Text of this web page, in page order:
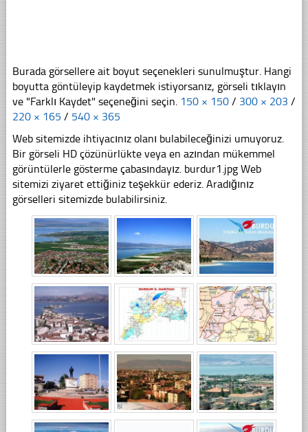
Burada görsellere ait boyut seçenekleri sunulmuştur. Hangi
boyutta göntüleyip kaydetmek istiyorsanız, görseli tıklayın
ve "Farklı Kaydet" seçeneğini seçin. 150 × 150 / 300 × 203 /
220 × 165 / 540 × 365
Web sitemizde ihtiyacınız olanı bulabileceğinizi umuyoruz.
Bir görseli HD çözünürlükte veya en azından mükemmel
görüntülerle gösterme çabasındayız. burdur1.jpg Web
sitemizi ziyaret ettiğiniz teşekkür ederiz. Aradığınız
görselleri sitemizde bulabilirsiniz.